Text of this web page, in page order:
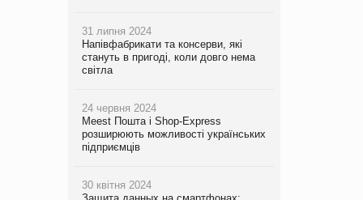
31 липня 2024
Напівфабрикати та консерви, які
стануть в пригоді, коли довго нема
світла
24 червня 2024
Meest Пошта і Shop-Express
розширюють можливості українських
підприємців
30 квітня 2024